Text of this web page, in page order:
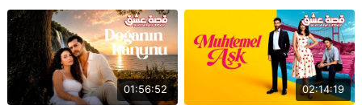
02:14:19
01:56:52